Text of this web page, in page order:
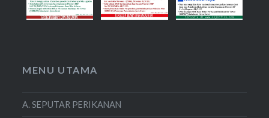
MENU UTAMA
A. SEPUTAR PERIKANAN